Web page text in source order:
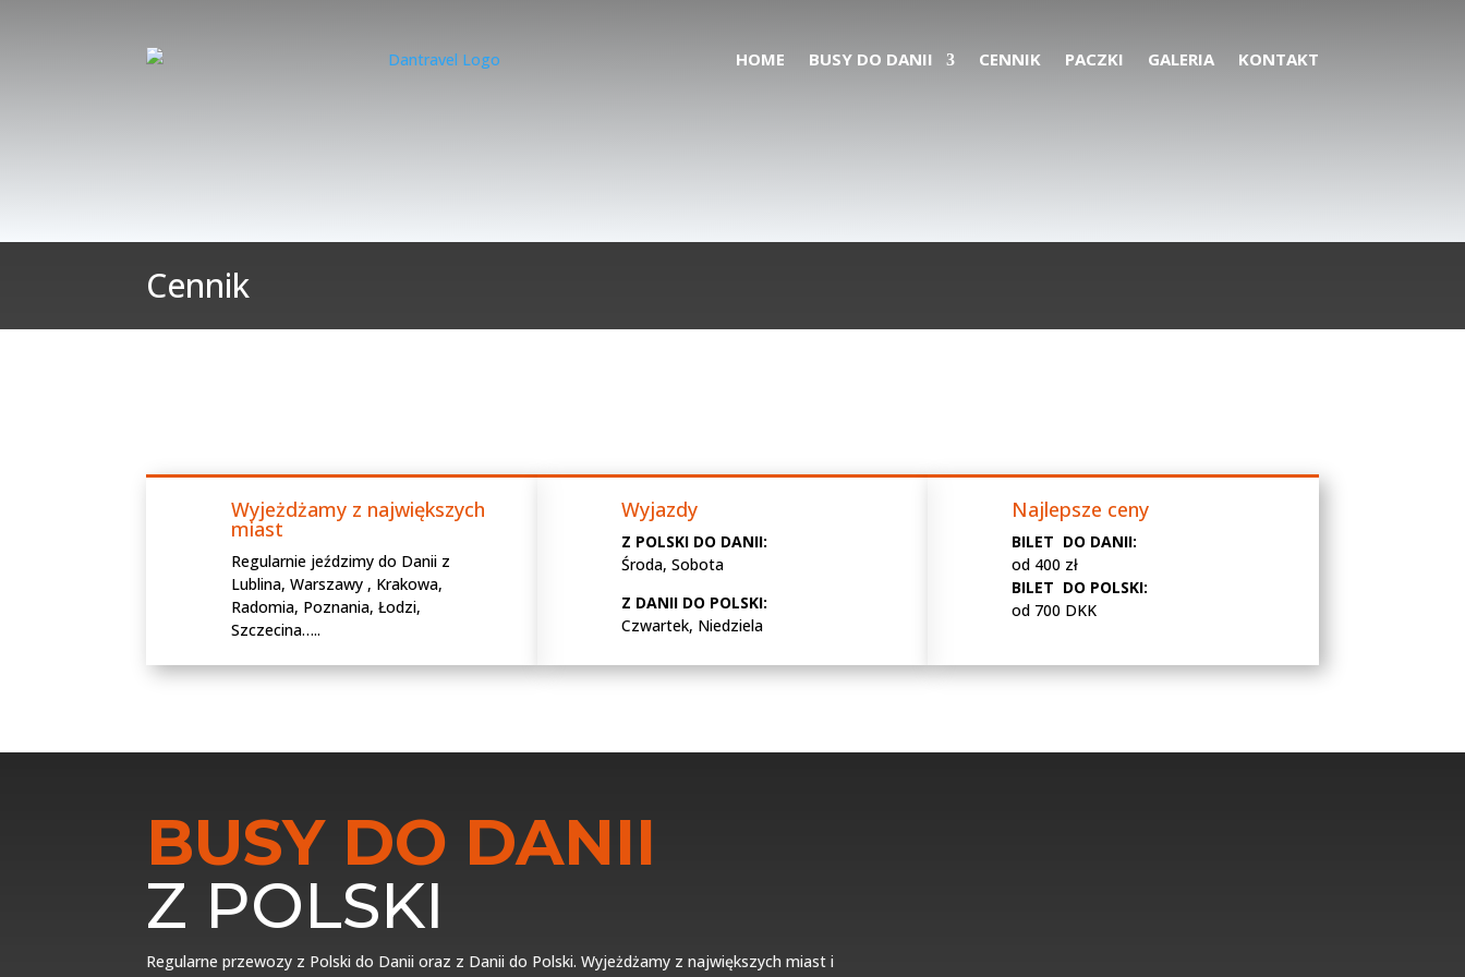
HOME BUSY DO DANII CENNIK PACZKI GALERIA KONTAKT
Cennik
Wyjeżdżamy z największych
miast
Regularnie jeździmy do Danii z
Lublina, Warszawy , Krakowa,
Radomia, Poznania, Łodzi,
Szczecina…..
Wyjazdy
Z POLSKI DO DANII:
Środa, Sobota
Z DANII DO POLSKI:
Czwartek, Niedziela
Najlepsze ceny
BILET DO DANII:
od 400 zł
BILET DO POLSKI:
od 700 DKK
BUSY DO DANII
Z POLSKI
Regularne przewozy z Polski do Danii oraz z Danii do Polski. Wyjeżdżamy z największych miast i